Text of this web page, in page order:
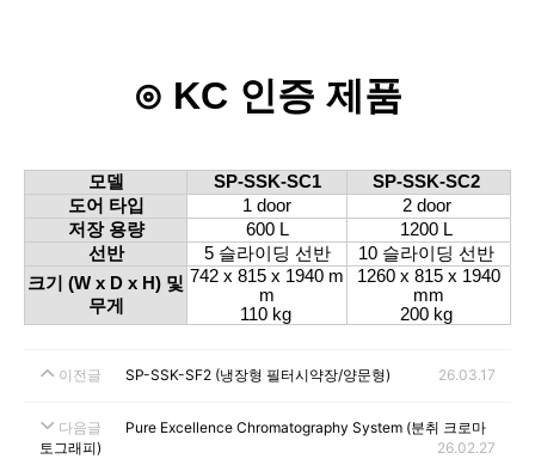
⊙ KC 인증 제품
모델 SP-SSK-SC1
SP-SSK-SC2
도어 타입
1 door
2 door
저장 용량
600 L
1200 L
선반
5 슬라이딩 선반
10 슬라이딩 선반
크기 (W x D x H) 및
무게
742 x 815 x 1940 m
m
110 kg​
1260 x 815 x 1940
mm
200 kg
이전글 SP-SSK-SF2 (냉장형 필터시약장/양문형) 26.03.17
다음글
Pure Excellence Chromatography System (분취 크로마
토그래피)
26.02.27